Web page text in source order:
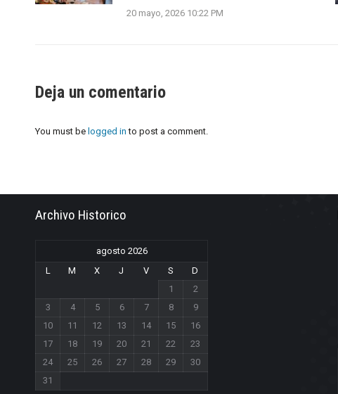
20 mayo, 2026 10:22 PM
Deja un comentario
You must be logged in to post a comment.
Archivo Historico
agosto 2026
L
M X J V S
D
1
2
3
4 5 6 7 8
9
10
11 12 13 14 15
16
17
18 19 20 21 22
23
24
25 26 27 28 29
30
31